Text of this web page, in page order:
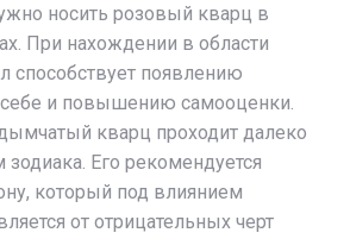
носить розовый кварц в
При нахождении в области
способствует появлению
себе и повышению самооценки.
кварц проходит далеко
Его рекомендуется
который под влиянием
от отрицательных черт